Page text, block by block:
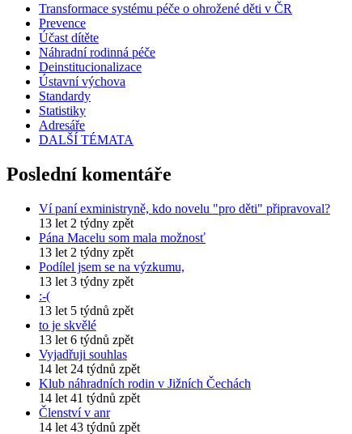
Transformace systému péče o ohrožené děti v ČR
Prevence
Účast dítěte
Náhradní rodinná péče
Deinstitucionalizace
Ústavní výchova
Standardy
Statistiky
Adresáře
DALŠÍ TÉMATA
Poslední komentáře
Ví paní exministryně, kdo novelu "pro děti" připravoval?
13 let 2 týdny zpět
Pána Macelu som mala možnosť
13 let 2 týdny zpět
Podílel jsem se na výzkumu,
13 let 3 týdny zpět
:-(
13 let 5 týdnů zpět
to je skvělé
13 let 6 týdnů zpět
Vyjadřuji souhlas
14 let 24 týdnů zpět
Klub náhradních rodin v Jižních Čechách
14 let 41 týdnů zpět
Členství v anr
14 let 43 týdnů zpět